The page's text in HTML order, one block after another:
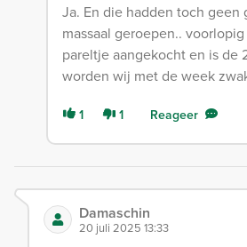
Ja. En die hadden toch geen
massaal geroepen..
pareltje aangekocht en is de
worden wij met de week
1 1 Reageer
Damaschin
20 juli 2025 13:33